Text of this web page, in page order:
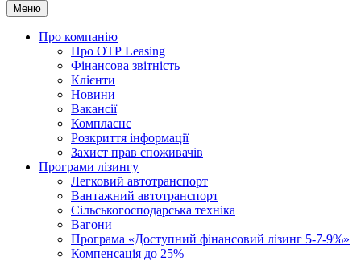
Меню
Про компанію
Про ОТР Leasing
Фінансова звітність
Клієнти
Новини
Вакансії
Комплаєнс
Розкриття інформації
Захист прав споживачів
Програми лізингу
Легковий автотранспорт
Вантажний автотранспорт
Cільськогосподарська техніка
Вагони
Програма «Доступний фінансовий лізинг 5-7-9%»
Компенсація до 25%